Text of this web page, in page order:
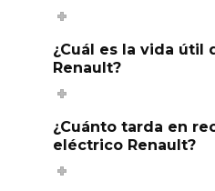
¿Cuál es la vida útil
Renault?
¿Cuánto tarda en
eléctrico Renault?